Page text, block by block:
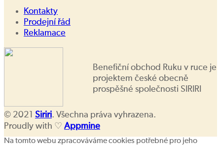
Kontakty
Prodejní řád
Reklamace
Benefiční obchod Ruku v ruce je
projektem české obecně
prospěšné společnosti SIRIRI
© 2021 Siriri. Všechna práva vyhrazena.
Proudly with ♡ Appmine
Na tomto webu zpracováváme cookies potřebné pro jeho